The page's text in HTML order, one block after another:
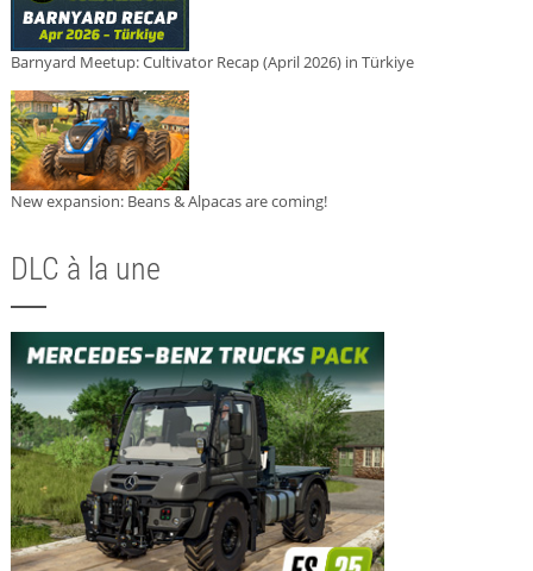
Barnyard Meetup: Cultivator Recap (April 2026) in Türkiye
New expansion: Beans & Alpacas are coming!
DLC à la une